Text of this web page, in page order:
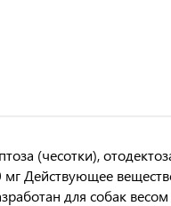
(чесотки),
мг Действующее
для собак весом